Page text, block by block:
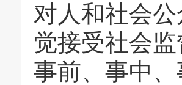
对人和社会
觉接受社会
事前、事中